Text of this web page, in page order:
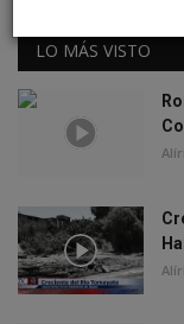
LO MÁS VISTO